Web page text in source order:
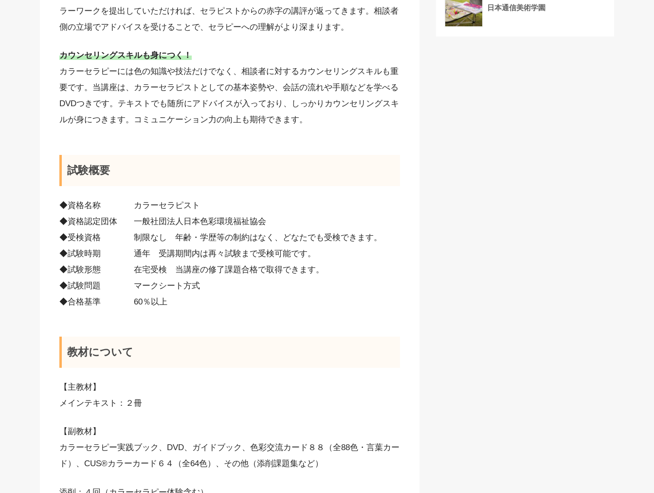
ラーワークを提出していただければ、セラピストからの赤字の講評が返ってきます。相談者
側の立場でアドバイスを受けることで、セラピーへの理解がより深まります。
カウンセリングスキルも身につく！
カラーセラピーには色の知識や技法だけでなく、相談者に対するカウンセリングスキルも重
要です。当講座は、カラーセラピストとしての基本姿勢や、会話の流れや手順などを学べる
DVDつきです。テキストでも随所にアドバイスが入っており、しっかりカウンセリングスキ
ルが身につきます。コミュニケーション力の向上も期待できます。
試験概要
◆資格名称 カラーセラピスト
◆資格認定団体 一般社団法人日本色彩環境福祉協会
◆受検資格 制限なし 年齢・学歴等の制約はなく、どなたでも受検できます。
◆試験時期 通年 受講期間内は再々試験まで受検可能です。
◆試験形態 在宅受検 当講座の修了課題合格で取得できます。
◆試験問題 マークシート方式
◆合格基準 60％以上
教材について
【主教材】
メインテキスト：２冊
【副教材】
カラーセラピー実践ブック、DVD、ガイドブック、色彩交流カード８８（全88色・言葉カー
ド）、CUS®カラーカード６４（全64色）、その他（添削課題集など）
日本通信美術学園